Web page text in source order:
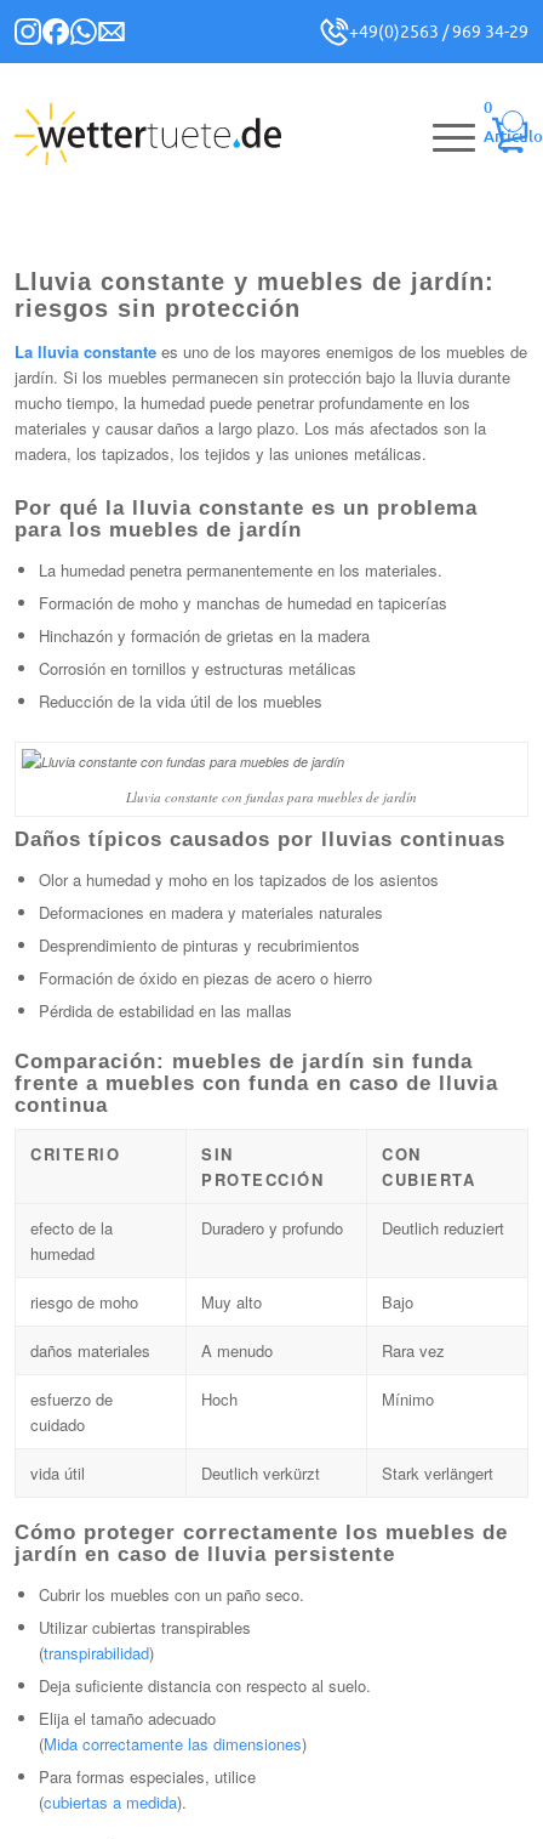
+49(0)2563 / 969 34-29
0
Artículo
Lluvia constante y muebles de jardín:
riesgos sin protección
La lluvia constante es uno de los mayores enemigos de los muebles de
jardín. Si los muebles permanecen sin protección bajo la lluvia durante
mucho tiempo, la humedad puede penetrar profundamente en los
materiales y causar daños a largo plazo. Los más afectados son la
madera, los tapizados, los tejidos y las uniones metálicas.
Por qué la lluvia constante es un problema
para los muebles de jardín
La humedad penetra permanentemente en los materiales.
Formación de moho y manchas de humedad en tapicerías
Hinchazón y formación de grietas en la madera
Corrosión en tornillos y estructuras metálicas
Reducción de la vida útil de los muebles
Lluvia constante con fundas para muebles de jardín
Daños típicos causados por lluvias continuas
Olor a humedad y moho en los tapizados de los asientos
Deformaciones en madera y materiales naturales
Desprendimiento de pinturas y recubrimientos
Formación de óxido en piezas de acero o hierro
Pérdida de estabilidad en las mallas
Comparación: muebles de jardín sin funda
frente a muebles con funda en caso de lluvia
continua
CRITERIO
SIN
PROTECCIÓN
CON
CUBIERTA
efecto de la
humedad
Duradero y profundo Deutlich reduziert
riesgo de moho Muy alto Bajo
daños materiales A menudo Rara vez
esfuerzo de
cuidado
Hoch Mínimo
vida útil Deutlich verkürzt Stark verlängert
Cómo proteger correctamente los muebles de
jardín en caso de lluvia persistente
Cubrir los muebles con un paño seco.
Utilizar cubiertas transpirables
(transpirabilidad)
Deja suficiente distancia con respecto al suelo.
Elija el tamaño adecuado
(Mida correctamente las dimensiones)
Para formas especiales, utilice
(cubiertas a medida).